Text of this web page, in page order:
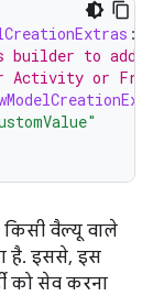
:
builder to add
Activity or
किसी वैल्यू वाले
है. इससे, इस
को सेव करना